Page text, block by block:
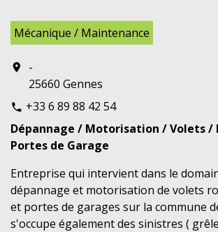
Mécanique / Maintenance
location_on
-
25660 Gennes
phone +33 6 89 88 42 54
Dépannage / Motorisation / Volets /
Portes de Garage
Entreprise qui intervient dans le
dépannage et motorisation de volets
et portes de garages sur la commune
s'occupe également des sinistres (